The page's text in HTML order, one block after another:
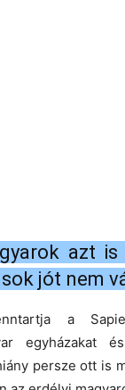
azt is
jót nem
a
egyházakat
persze ott is